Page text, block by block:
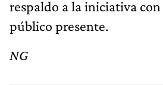
respaldo a la iniciativa
público presente.
NG